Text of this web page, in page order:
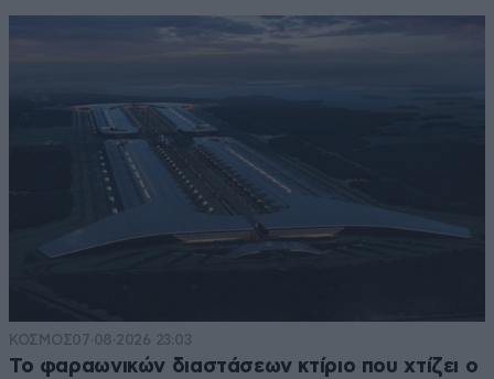
ΚΟΣΜΟΣ07·08·2026 23:03
Το φαραωνικών διαστάσεων κτίριο που χτίζει ο